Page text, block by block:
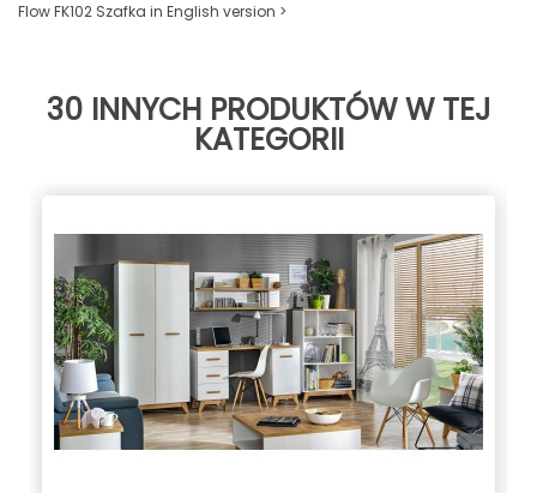
Flow FK102 Szafka in English version >
30 INNYCH PRODUKTÓW W TEJ
KATEGORII